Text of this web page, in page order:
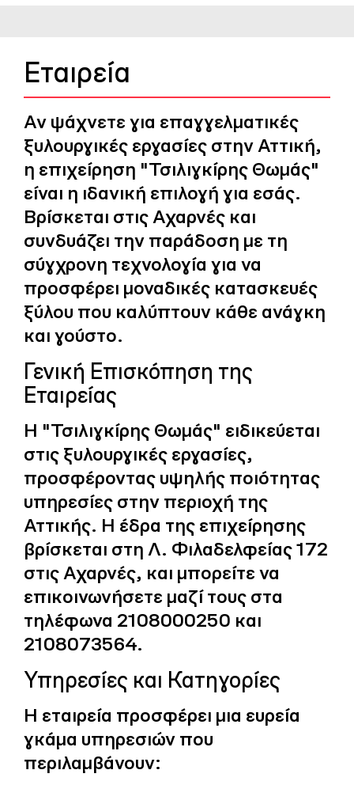
Εταιρεία
Αν ψάχνετε για επαγγελματικές
ξυλουργικές εργασίες στην Αττική,
η επιχείρηση "Τσιλιγκίρης Θωμάς"
είναι η ιδανική επιλογή για εσάς.
Βρίσκεται στις Αχαρνές και
συνδυάζει την παράδοση με τη
σύγχρονη τεχνολογία για να
προσφέρει μοναδικές κατασκευές
ξύλου που καλύπτουν κάθε ανάγκη
και γούστο.
Γενική Επισκόπηση της
Εταιρείας
Η "Τσιλιγκίρης Θωμάς" ειδικεύεται
στις ξυλουργικές εργασίες,
προσφέροντας υψηλής ποιότητας
υπηρεσίες στην περιοχή της
Αττικής. Η έδρα της επιχείρησης
βρίσκεται στη Λ. Φιλαδελφείας 172
στις Αχαρνές, και μπορείτε να
επικοινωνήσετε μαζί τους στα
τηλέφωνα 2108000250 και
2108073564.
Υπηρεσίες και Κατηγορίες
Η εταιρεία προσφέρει μια ευρεία
γκάμα υπηρεσιών που
περιλαμβάνουν: